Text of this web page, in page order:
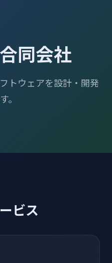
同会社
トウェアを設計・開発
。
ビス